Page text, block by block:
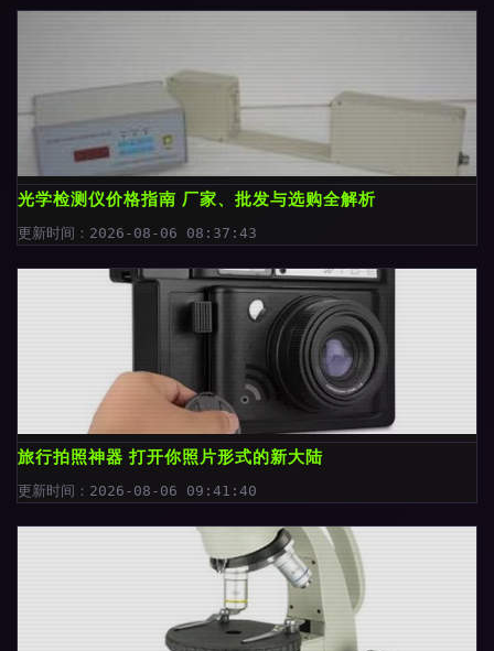
光学检测仪价格指南 厂家、批发与选购全解析
更新时间：2026-08-06 08:37:43
旅行拍照神器 打开你照片形式的新大陆
更新时间：2026-08-06 09:41:40